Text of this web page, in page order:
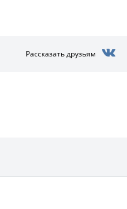
Рассказать друзьям